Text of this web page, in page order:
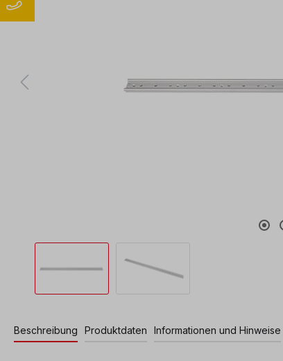
Beschreibung Produktdaten Informationen und Hinweise